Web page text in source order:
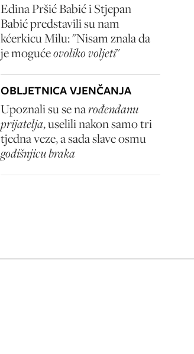
Edina Pršić Babić i Stjepan
Babić predstavili su nam
kćerkicu Milu: "Nisam znala da
je mogućeovoliko voljeti"
OBLJETNICA VJENČANJA
Upoznali su se narođendanu
prijatelja, uselili nakon samo tri
tjedna veze, a sada slave osmu
godišnjicu braka